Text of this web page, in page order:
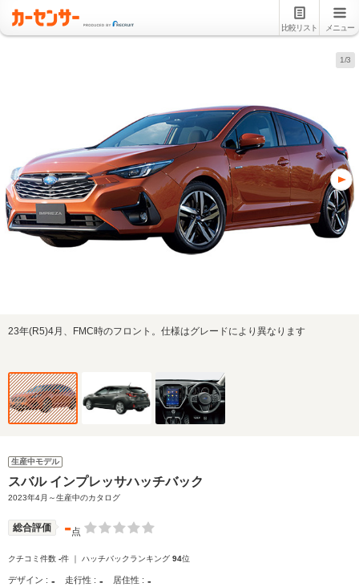
比較リスト メニュー
1/3
23年(R5)4月、FMC時のフロント。仕様はグレードにより異なります
生産中モデル
スバル インプレッサハッチバック
2023年4月～生産中のカタログ
総合評価 -点
クチコミ件数 -件 ｜ ハッチバックランキング 94位
デザイン : - 走行性 : - 居住性 : -